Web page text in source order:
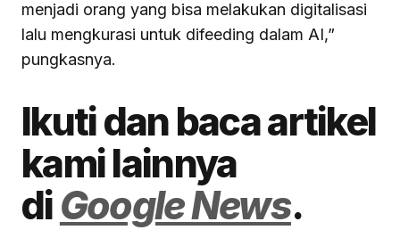
menjadi orang yang bisa melakukan digitalisasi
lalu mengkurasi untuk difeeding dalam AI,”
pungkasnya.
Ikuti dan baca artikel
kami lainnya
diGoogle News.